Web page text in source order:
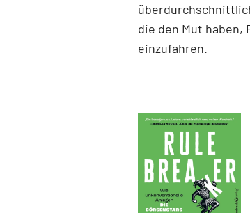
die den Mut haben,
einzufahren.